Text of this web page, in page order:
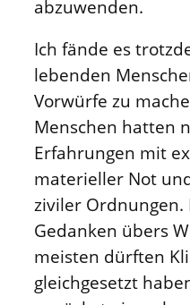
abzuwenden.
Ich fände es
lebenden
Vorwürfe zu
Menschen hatten
Erfahrungen mit
materieller Not
ziviler Ordnungen.
Gedanken übers
meisten dürften
gleichgesetzt